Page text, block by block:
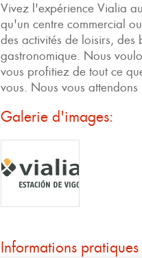
Vivez l'expérience Vialia
qu'un centre commercial
des activités de loisirs,
gastronomique. Nous
vous profitiez de tout ce
vous. Nous vous
Galerie d'images:
Informations pratiques